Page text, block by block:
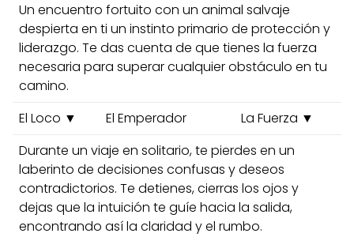
Un encuentro fortuito con un animal salvaje
despierta en ti un instinto primario de protección y
liderazgo. Te das cuenta de que tienes la fuerza
necesaria para superar cualquier obstáculo en tu
camino.
El Loco ▼
El Emperador
La Fuerza ▼
Durante un viaje en solitario, te pierdes en un
laberinto de decisiones confusas y deseos
contradictorios. Te detienes, cierras los ojos y
dejas que la intuición te guíe hacia la salida,
encontrando así la claridad y el rumbo.